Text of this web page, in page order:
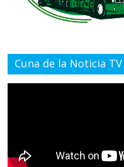
Cuna de la Noticia TV